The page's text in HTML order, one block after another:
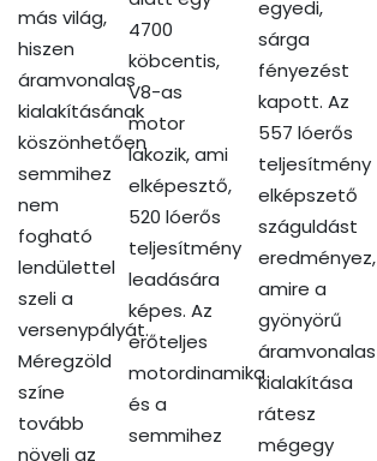
más világ,
hiszen
áramvonalas
kialakításának
köszönhetően
semmihez
nem
fogható
lendülettel
szeli a
versenypályát.
Méregzöld
színe
tovább
növeli az
4700
köbcentis,
V8-as
motor
lakozik, ami
elképesztő,
520 lóerős
teljesítmény
leadására
képes. Az
erőteljes
motordinamika
és a
semmihez
egyedi,
sárga
fényezést
kapott. Az
557 lóerős
teljesítmény
elképszető
száguldást
eredményez,
amire a
gyönyörű
áramvonalas
kialakítása
rátesz
mégegy